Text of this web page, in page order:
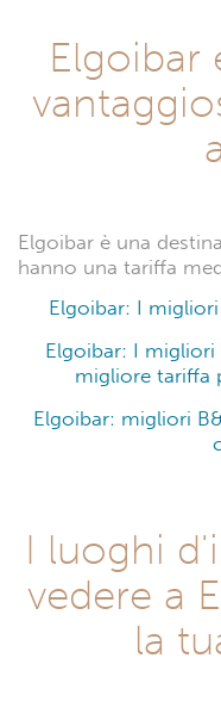
Elgoibar
Elgoibar è una
hanno una tariffa
Elgoibar: I
Elgoibar: I
migliore tariffa
Elgoibar: migliori
I luoghi
vedere a
la